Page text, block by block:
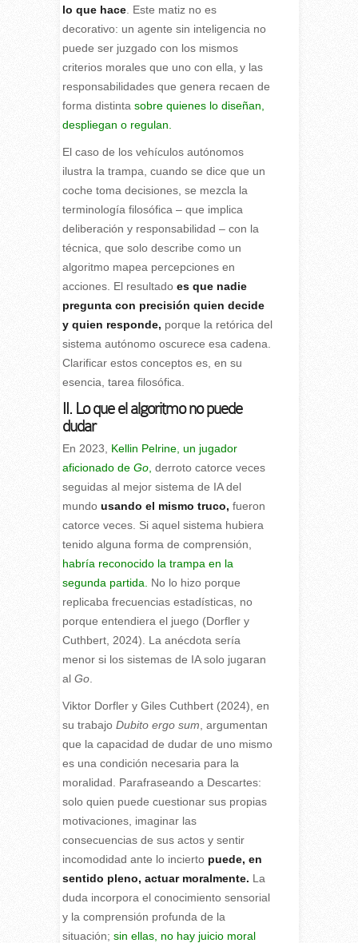
lo que hace. Este matiz no es
decorativo: un agente sin inteligencia no
puede ser juzgado con los mismos
criterios morales que uno con ella, y las
responsabilidades que genera recaen de
forma distinta sobre quienes lo diseñan,
despliegan o regulan.
El caso de los vehículos autónomos
ilustra la trampa, cuando se dice que un
coche toma decisiones, se mezcla la
terminología filosófica – que implica
deliberación y responsabilidad – con la
técnica, que solo describe como un
algoritmo mapea percepciones en
acciones. El resultado es que nadie
pregunta con precisión quien decide
y quien responde, porque la retórica del
sistema autónomo oscurece esa cadena.
Clarificar estos conceptos es, en su
esencia, tarea filosófica.
II. Lo que el algoritmo no puede
dudar
En 2023, Kellin Pelrine, un jugador
aficionado de Go, derroto catorce veces
seguidas al mejor sistema de IA del
mundo usando el mismo truco, fueron
catorce veces. Si aquel sistema hubiera
tenido alguna forma de comprensión,
habría reconocido la trampa en la
segunda partida.
No lo hizo porque
replicaba frecuencias estadísticas, no
porque entendiera el juego (Dorfler y
Cuthbert, 2024). La anécdota sería
menor si los sistemas de IA solo jugaran
al Go.
Viktor Dorfler y Giles Cuthbert (2024), en
su trabajo Dubito ergo sum , argumentan
que la capacidad de dudar de uno mismo
es una condición necesaria para la
moralidad. Parafraseando a Descartes:
solo quien puede cuestionar sus propias
motivaciones, imaginar las
consecuencias de sus actos y sentir
incomodidad ante lo inciertopuede, en
sentido pleno, actuar moralmente. La
duda incorpora el conocimiento sensorial
y la comprensión profunda de la
situación; sin ellas, no hay juicio moral